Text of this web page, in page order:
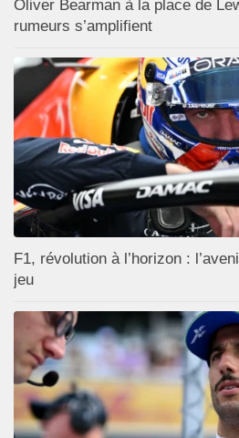
Oliver Bearman à la place de
rumeurs s’amplifient
F1, révolution à l’horizon :
jeu